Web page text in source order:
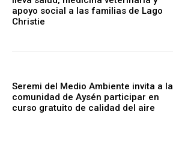
apoyo social a las familias de Lago
Christie
Seremi del Medio Ambiente invita a la
comunidad de Aysén participar en
curso gratuito de calidad del aire